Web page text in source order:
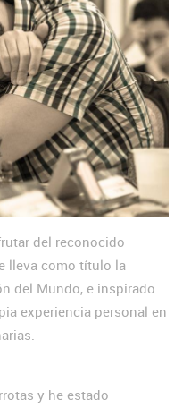
del reconocido
lleva como título la
del Mundo, e inspirado
experiencia personal en
y he estado